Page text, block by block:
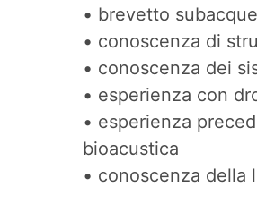
• brevetto
• conoscenza di
• conoscenza dei
• esperienza con
• esperienza
bioacustica
• conoscenza della